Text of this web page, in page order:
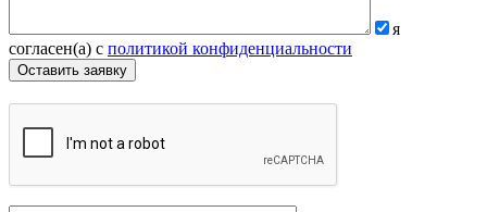
я
согласен(а) с политикой конфиденциальности